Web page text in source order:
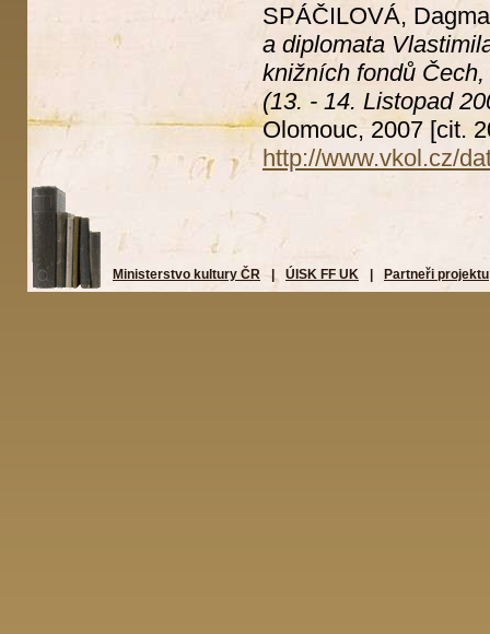
SPÁČILOVÁ,
a diplomata
knižních fondů
(13. - 14. Listopad
Olomouc, 2007 [cit.
http://www.vkol.cz/
Ministerstvo kultury ČR ÚISK FF UK Partneři projektu